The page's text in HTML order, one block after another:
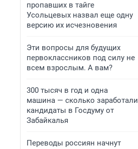
пропавших в тайге
Усольцевых назвал еще одну
версию их исчезновения
Эти вопросы для будущих
первоклассников под силу не
всем взрослым. А вам?
300 тысяч в год и одна
машина — сколько заработали
кандидаты в Госдуму от
Забайкалья
Переводы россиян начнут